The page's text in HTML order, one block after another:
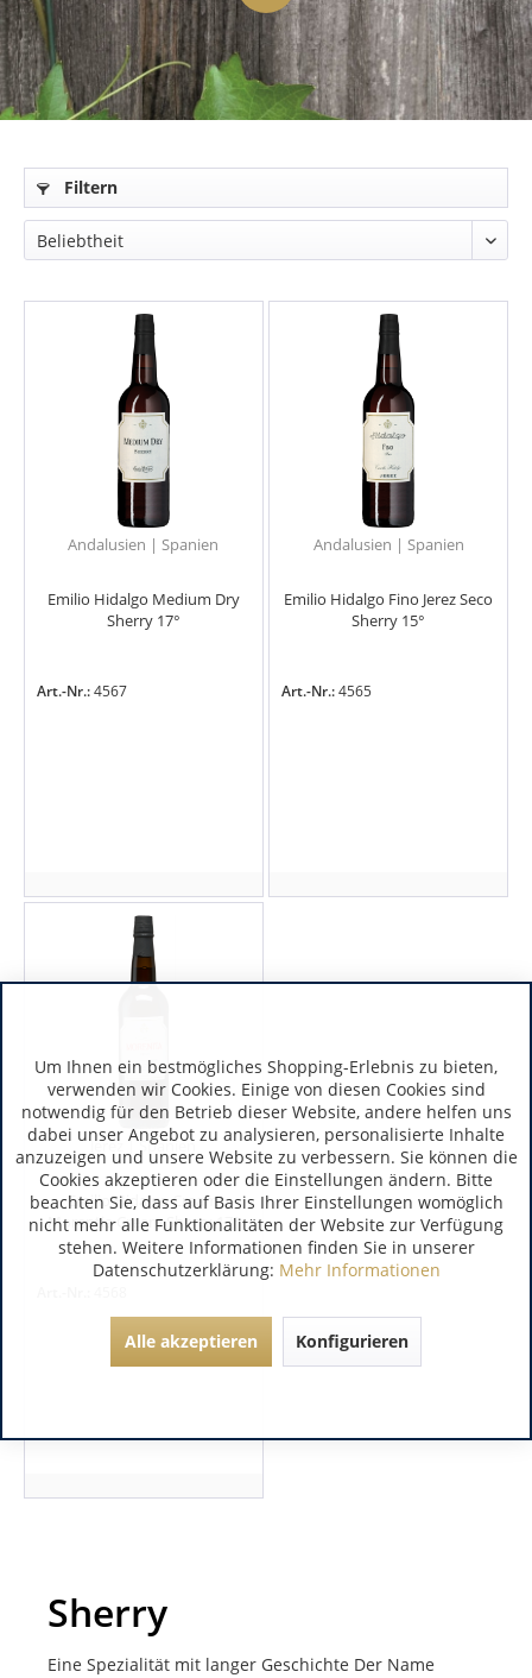
Filtern
Andalusien | Spanien
Emilio Hidalgo Medium Dry
Sherry 17°
Art.-Nr.:4567
Andalusien | Spanien
Emilio Hidalgo Fino Jerez Seco
Sherry 15°
Art.-Nr.:4565
Jerez | Spanien
Emilio Hidalgo Cream
Morentia Cream Sherry 17°
Sherry
Eine Spezialität mit langer Geschichte Der Name
Um Ihnen ein bestmögliches Shopping-Erlebnis zu bieten,
verwenden wir Cookies. Einige von diesen Cookies sind
notwendig für den Betrieb dieser Website, andere helfen uns
dabei unser Angebot zu analysieren, personalisierte Inhalte
anzuzeigen und unsere Website zu verbessern. Sie können die
Cookies akzeptieren oder die Einstellungen ändern. Bitte
beachten Sie, dass auf Basis Ihrer Einstellungen womöglich
nicht mehr alle Funktionalitäten der Website zur Verfügung
stehen. Weitere Informationen finden Sie in unserer
Datenschutzerklärung: Mehr Informationen
Alle akzeptieren Konfigurieren